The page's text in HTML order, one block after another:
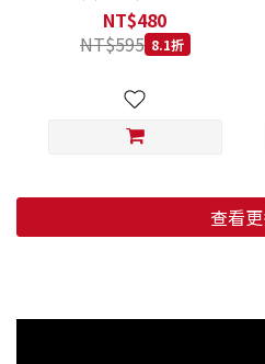
低穀鱈魚甜橙 小顆粒 800G
NT$480
NT$595 8.1折
查看